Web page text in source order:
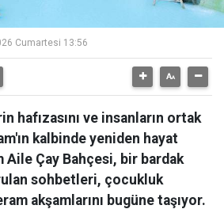
Cumartesi 13:56
hafızasını ve insanların ortak
kalbinde yeniden hayat
Aile Çay Bahçesi, bir bardak
sohbetleri, çocukluk
akşamlarını bugüne taşıyor.